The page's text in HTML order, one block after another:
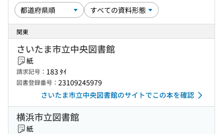
関東
さいたま市立中央図書館
紙
請求記号： 183 ﾀｲ
図書登録番号： 23109245979
さいたま市立中央図書館のサイトでこの本を確認
横浜市立図書館
紙